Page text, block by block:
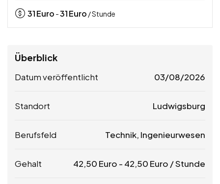
31Euro -31Euro / Stunde
Überblick
Datum veröffentlicht 03/08/2026
Standort Ludwigsburg
Berufsfeld Technik, Ingenieurwesen
Gehalt 42,50 Euro - 42,50 Euro / Stunde